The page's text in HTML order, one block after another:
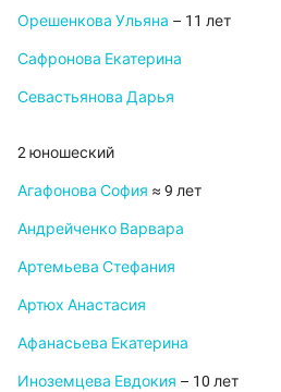
Орешенкова Ульяна – 11 лет
Сафронова Екатерина
Севастьянова Дарья
2 юношеский
Агафонова София ≈ 9 лет
Андрейченко Варвара
Артемьева Стефания
Артюх Анастасия
Афанасьева Екатерина
Иноземцева Евдокия – 10 лет